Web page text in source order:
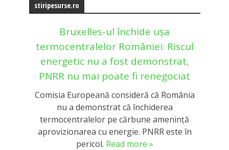
stiripesurse.ro
Bruxelles-ul închide ușa
termocentralelor României: Riscul
energetic nu a fost demonstrat,
PNRR nu mai poate fi renegociat
Comisia Europeană consideră că România
nu a demonstrat că închiderea
termocentralelor pe cărbune amenință
aprovizionarea cu energie. PNRR este în
pericol. Read more »